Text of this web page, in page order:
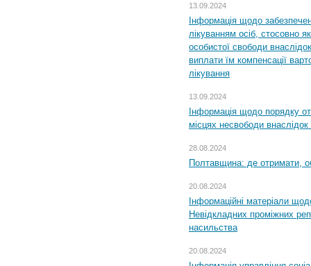
13.09.2024
Інформація щодо
лікуванням осіб, стосовно
особистої свободи
виплати їм компенсації
лікування
13.09.2024
Інформація щодо порядку
місцях несвободи внаслідок
28.08.2024
Полтавщина: де отримати,
20.08.2024
Інформаційні матеріали
Невідкладних проміжних
насильства
20.08.2024